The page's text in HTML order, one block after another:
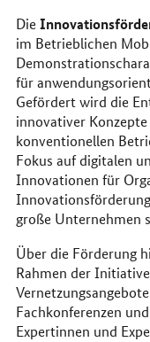
Die
im Betrieblichen
für
Gefördert wird die
innovativer
konventionellen
Fokus auf digitalen
Innovationen für
große Unternehmen
Über die Förderung
Rahmen der
Fachkonferenzen
Expertinnen und